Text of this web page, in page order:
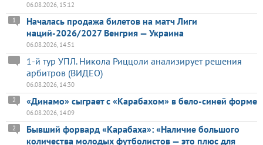
06.08.2026, 15:12
Началась продажа билетов на матч Лиги
наций-2026/2027 Венгрия — Украина
1
06.08.2026, 14:51
1-й тур УПЛ. Никола Риццоли анализирует решения
арбитров (ВИДЕО)
06.08.2026, 14:30
«Динамо» сыграет с «Карабахом» в бело-синей форме
2
06.08.2026, 14:09
Бывший форвард «Карабаха»: «Наличие большого
количества молодых футболистов — это плюс для
2